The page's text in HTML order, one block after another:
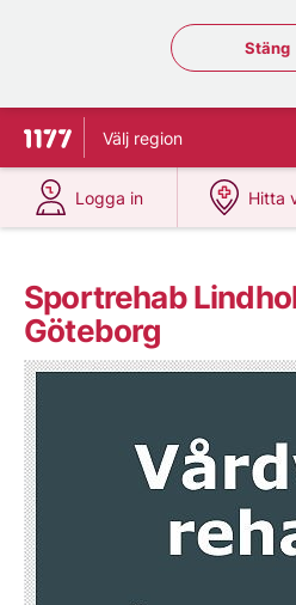
Stäng
Stäng
Till startsidan för 1177
Välj region
Logga in
på 1177.se
Hitta
på
Sportrehab
Göteborg